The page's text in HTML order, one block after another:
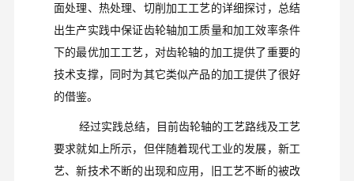
面处理、热处理、切削加工工艺的详细探讨，总结
出生产实践中保证齿轮轴加工质量和加工效率条件
下的最优加工工艺，对齿轮轴的加工提供了重要的
技术支撑，同时为其它类似产品的加工提供了很好
的借鉴。
经过实践总结，目前齿轮轴的工艺路线及工艺
要求就如上所示，但伴随着现代工业的发展，新工
艺、新技术不断的出现和应用，旧工艺不断的被改